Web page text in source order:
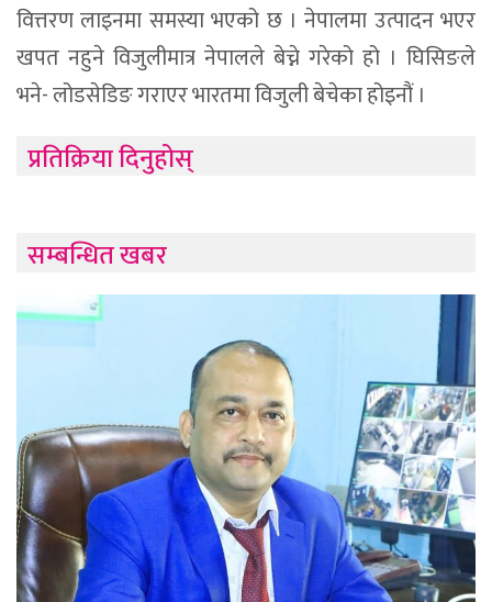
वित्तरण लाइनमा समस्या भएको छ । नेपालमा उत्पादन भएर
खपत नहुने विजुलीमात्र नेपालले बेच्ने गरेको हो । घिसिङले
भने- लोडसेडिङ गराएर भारतमा विजुली बेचेका होइनौं ।
प्रतिक्रिया दिनुहोस्
सम्बन्धित खबर